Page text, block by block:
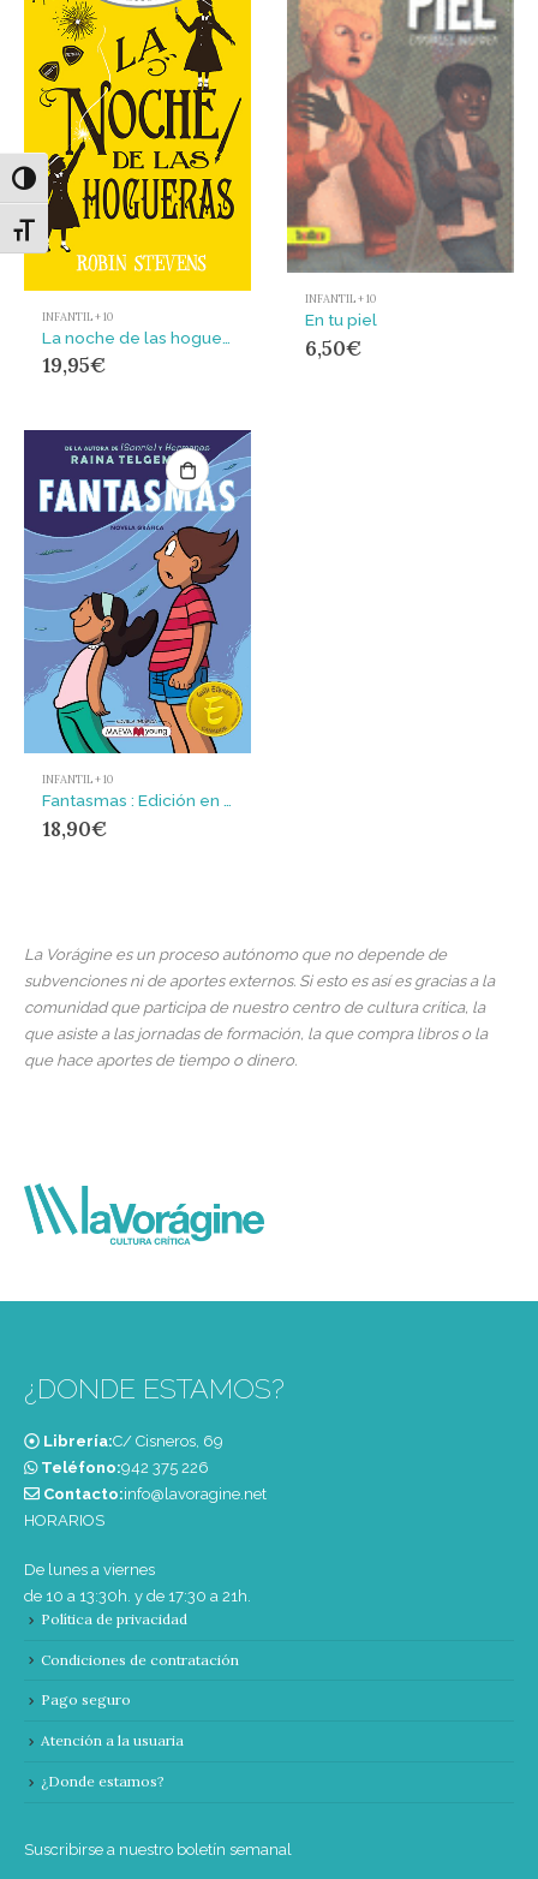
Alternar alto contraste
Alternar tamaño de letra
INFANTIL + 10
19,95€
INFANTIL + 10
En tu piel
6,50€
INFANTIL + 10
18,90€
La Vorágine es un proceso autónomo que no depende de
subvenciones ni de aportes externos. Si esto es así es gracias a la
comunidad que participa de nuestro centro de cultura crítica, la
que asiste a las jornadas de formación, la que compra libros o la
que hace aportes de tiempo o dinero.
¿DONDE ESTAMOS?
Librería:C/ Cisneros, 69
Teléfono:‭942 375 226‬
Contacto:info@lavoragine.net
HORARIOS
De lunes a viernes
de 10 a 13:30h. y de 17:30 a 21h.
Política de privacidad
Condiciones de contratación
Pago seguro
Atención a la usuaria
¿Donde estamos?
Suscribirse a nuestro boletín semanal